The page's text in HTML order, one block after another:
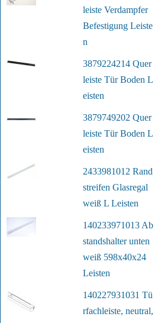
leiste Verdampfer
Befestigung Leiste
n
3879224214 Quer
leiste Tür Boden L
eisten
3879749202 Quer
leiste Tür Boden L
eisten
2433981012 Rand
streifen Glasregal
weiß L Leisten
140233971013 Ab
standshalter unten
weiß 598x40x24
Leisten
140227931031 Tü
rfachleiste, neutral,